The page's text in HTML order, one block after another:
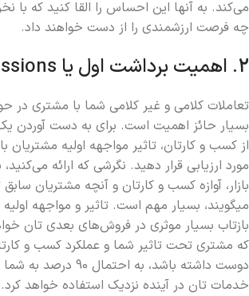
می‌کند. به آنها این احساس را القا کنید که
چه فرصت ارزشمندی را از دست خواهند داد.
2. اهمیت برداشت اول یا first Impressions.
تعاملات کلامی و غیر کلامی شما با مشتری در
بسیار حائز اهمیت است. برای به دست آوردن
از کسب و کارتان، تاثیر مواجهه اولیه مشتریان
مورد ارزیابی قرار دهید. نگرشی که ارائه
بازار، آوازه کسب و کارتان و آنچه مشتریان
میگویند، بسیار مهم است. تاثیر و مواجهه
بازتاب بسیار موثری در فروش‌های بعدی تان
که مشتری تحت تاثیر شما و عملکرد کسب و
دوست داشته باشد، به
خدمات تان در آینده نزدیک استفاده خواهد کرد.